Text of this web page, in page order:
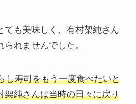
ても美味しく、有村架純さん
れませんでした。
し寿司をもう一度食べたいと
架純さんは当時の日々に戻り